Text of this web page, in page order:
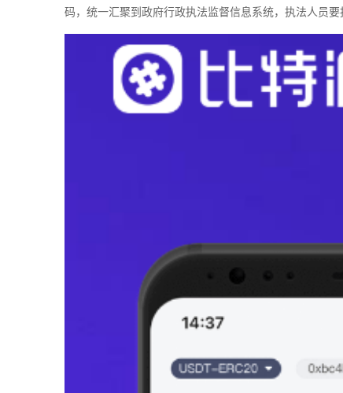
码，统一汇聚到政府行政执法监督信息系统，执法人员